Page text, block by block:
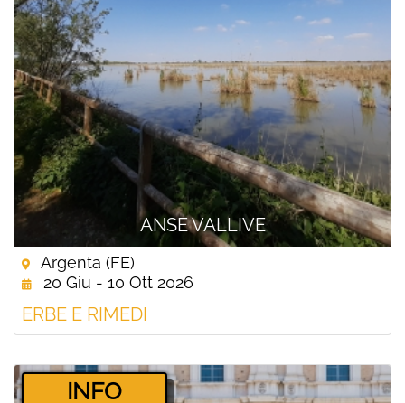
ANSE VALLIVE
Argenta (FE)
20 Giu - 10 Ott 2026
ERBE E RIMEDI
­INFO